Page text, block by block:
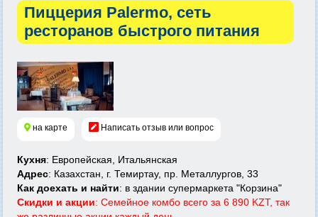
Пиццерия Palermo, сеть
ресторанов быстрого питания
на карте Написать отзыв или вопрос
Кухня: Европейская, Итальянская
Адрес: Казахстан, г. Темиртау, пр. Металлургов, 33
Как доехать и найти: в здании супермаркета "Корзина"
Скидки и акции: Семейное комбо всего за 6 890 KZT, так